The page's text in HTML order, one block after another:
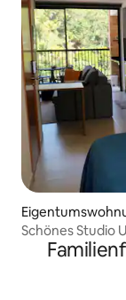
Schönes Studio
Ausstattung/